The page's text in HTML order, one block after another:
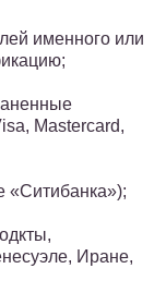
именного или
Mastercard,
«Ситибанка»);
Иране,